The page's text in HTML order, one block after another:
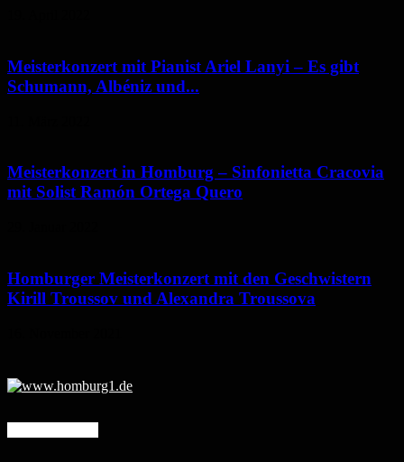
Meisterkonzert mit Pianist Ariel Lanyi – Es gibt
Schumann, Albéniz und...
Meisterkonzert in Homburg – Sinfonietta Cracovia
mit Solist Ramón Ortega Quero
Homburger Meisterkonzert mit den Geschwistern
Kirill Troussov und Alexandra Troussova